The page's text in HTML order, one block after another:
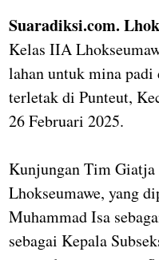
Suaradiksi.com.
Kelas IIA
lahan untuk mina padi
terletak di Punteut,
26 Februari 2025.
Kunjungan Tim
Lhokseumawe, yang
Muhammad Isa
sebagai Kepala